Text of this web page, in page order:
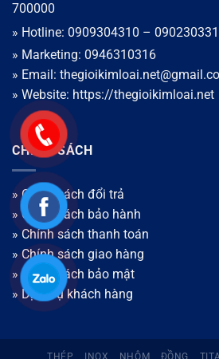
700000
» Hotline: 0909304310 –
» Marketing: 0946310316
» Email:
» Website: https://thegioikimloai.net
CHÍNH SÁCH
» Chính sách đổi trả
» Chính sách bảo hành
» Chính sách thanh toán
»Chính sách giao hàng
»Chính sách bảo mật
» Dịch vụ khách hàng